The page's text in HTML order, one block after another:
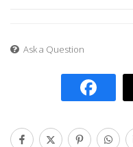
Ask a Question